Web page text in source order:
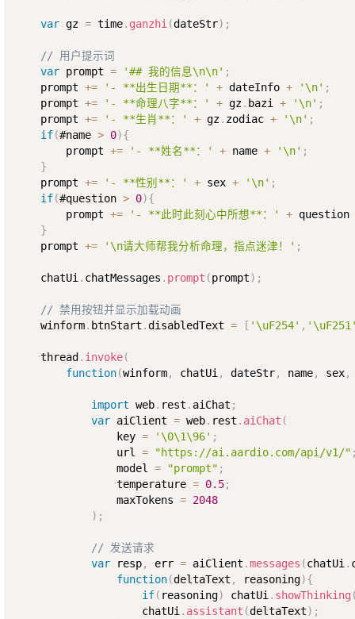
var gz = time. ganzhi (dateStr) ;
// 用户提示词
var prompt = '## 我的信息\n\n' ;
    prompt
+= '- **出生日期**：' + dateInfo + '\n' ;
    prompt
+= '- **命理八字**：' + gz. bazi + '\n' ;
    prompt
+= '- **生肖**：' + gz. zodiac + '\n' ;
if(#name > 0){
        prompt
+= '- **姓名**：' + name + '\n' ;
}
    prompt
+= '- **性别**：' + sex + '\n' ;
if(#question > 0){
        prompt
+= '- **此时此刻心中所想**：' + question
}
    prompt
+= '\n请大师帮我分析命理，指点迷津！' ;
    chatUi
. chatMessages . prompt (prompt) ;
// 禁用按钮并显示加载动画
    winform
. btnStart .disabledText = [ '\uF254' ,
    thread
. invoke(
function(winform, chatUi , dateStr, name, sex,
import web. rest . aiChat ;
var aiClient = web. rest . aiChat (
                key
= '\0\1\96' ;
                url
= "https://ai.aardio.com/api/v1/"
                model
= "prompt" ;
                temperature
= 0.5;
                maxTokens
= 2048
) ;
// 发送请求
var resp, err = aiClient .messages (chatUi .
function(deltaText , reasoning){
if( reasoning) chatUi . showThinking
                    chatUi
. assistant (deltaText) ;